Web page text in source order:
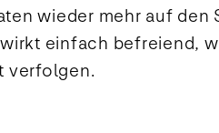
wieder mehr auf den
einfach befreiend,
verfolgen.